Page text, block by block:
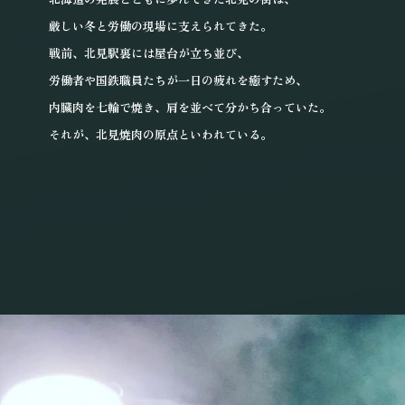
厳しい冬と労働の現場に支えられてきた。
戦前、北見駅裏には屋台が立ち並び、
労働者や国鉄職員たちが一日の疲れを癒すため、
内臓肉を七輪で焼き、 肩を並べて分かち合っていた。
それが、北見焼肉の原点といわれている。